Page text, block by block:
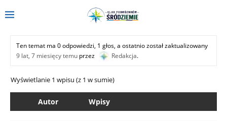
Ten temat ma 0 odpowiedzi, 1 głos, a ostatnio został zaktualizowany
9 lat, 7 miesięcy temu przez Redakcja.
Wyświetlanie 1 wpisu (z 1 w sumie)
Autor Wpisy